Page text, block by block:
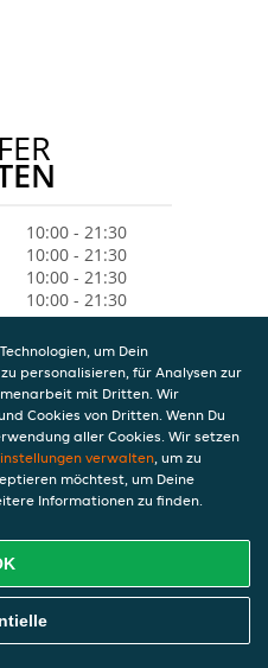
10:00 - 21:30
10:00 - 21:30
10:00 - 21:30
10:00 - 21:30
10:00 - 21:30
Geschlossen
11:00 - 21:30
um Dein
personalisieren, für Analysen zur
mit Dritten. Wir
Cookies von Dritten. Wenn Du
aller Cookies. Wir setzen
verwalten, um zu
möchtest, um Deine
Informationen zu finden.